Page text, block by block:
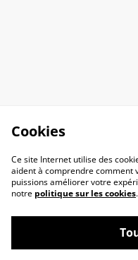
Cookies
Ce site Internet utilise des
aident à comprendre comment
puissions améliorer votre
notre politique sur les cookies.